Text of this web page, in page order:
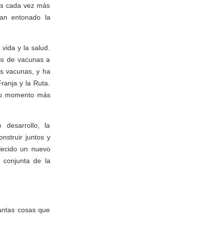
cada vez más
entonado la
y la salud.
de vacunas a
vacunas, y ha
y la Ruta.
momento más
desarrollo, la
juntos y
un nuevo
conjunta de la
cosas que